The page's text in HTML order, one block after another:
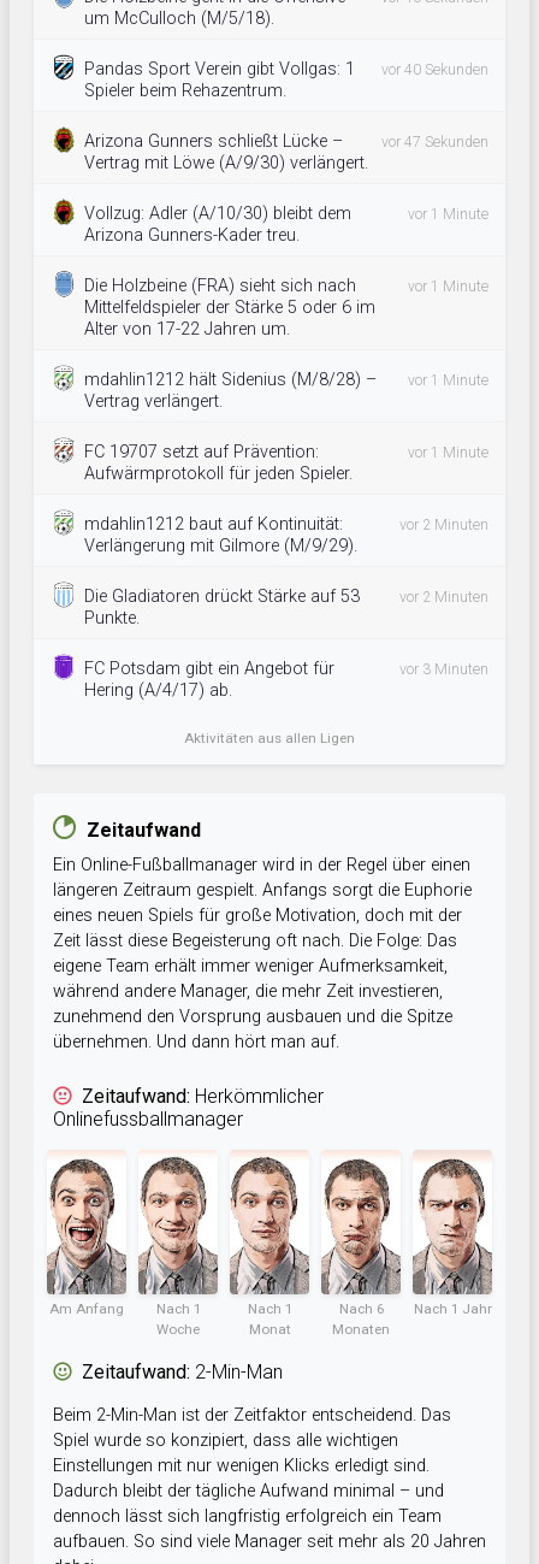
um McCulloch (M/5/18).
Pandas Sport Verein gibt Vollgas: 1
Spieler beim Rehazentrum.
vor 40 Sekunden
Arizona Gunners schließt Lücke –
Vertrag mit Löwe (A/9/30) verlängert.
vor 47 Sekunden
Vollzug: Adler (A/10/30) bleibt dem
Arizona Gunners-Kader treu.
vor 1 Minute
Die Holzbeine (FRA) sieht sich nach
Mittelfeldspieler der Stärke 5 oder 6 im
Alter von 17-22 Jahren um.
vor 1 Minute
mdahlin1212 hält Sidenius (M/8/28) –
Vertrag verlängert.
vor 1 Minute
FC 19707 setzt auf Prävention:
Aufwärmprotokoll für jeden Spieler.
vor 1 Minute
mdahlin1212 baut auf Kontinuität:
Verlängerung mit Gilmore (M/9/29).
vor 2 Minuten
Die Gladiatoren drückt Stärke auf 53
Punkte.
vor 2 Minuten
FC Potsdam gibt ein Angebot für
Hering (A/4/17) ab.
vor 3 Minuten
Aktivitäten aus allen Ligen
Zeitaufwand
Ein Online-Fußballmanager wird in der Regel über einen
längeren Zeitraum gespielt. Anfangs sorgt die Euphorie
eines neuen Spiels für große Motivation, doch mit der
Zeit lässt diese Begeisterung oft nach. Die Folge: Das
eigene Team erhält immer weniger Aufmerksamkeit,
während andere Manager, die mehr Zeit investieren,
zunehmend den Vorsprung ausbauen und die Spitze
übernehmen. Und dann hört man auf.
Zeitaufwand: Herkömmlicher
Onlinefussballmanager
Am Anfang
Nach 1
Woche
Nach 1
Monat
Nach 6
Monaten
Nach 1 Jahr
Zeitaufwand: 2-Min-Man
Beim 2-Min-Man ist der Zeitfaktor entscheidend. Das
Spiel wurde so konzipiert, dass alle wichtigen
Einstellungen mit nur wenigen Klicks erledigt sind.
Dadurch bleibt der tägliche Aufwand minimal – und
dennoch lässt sich langfristig erfolgreich ein Team
aufbauen. So sind viele Manager seit mehr als 20 Jahren